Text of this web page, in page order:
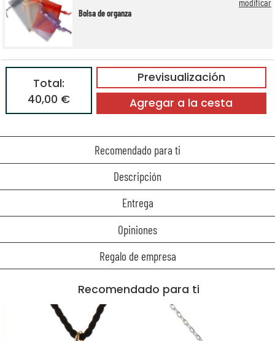
Bolsa de organza
Previsualización
Total:
40,00 €
Agregar a la cesta
Recomendado para ti
Descripción
Entrega
Opiniones
Regalo de empresa
Recomendado para ti